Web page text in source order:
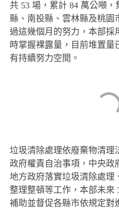
共 53 場，累計 84 萬公噸
縣、南投縣、雲林縣及桃園
過這幾個月的努力，本部採
時掌握裸露量，目前堆置量
有持續努力空間。
垃圾清除處理依廢棄物清理
政府權責自治事項，中央政
地方政府落實垃圾清除處理
整理整頓等工作，本部未來
補助並督促各縣市依規定對